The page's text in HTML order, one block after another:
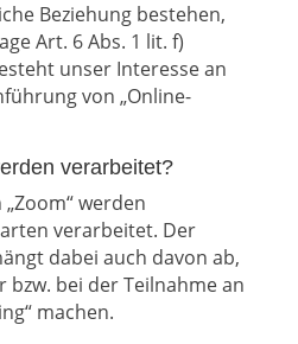
Beziehung bestehen,
Art. 6 Abs. 1 lit. f)
unser Interesse an
von „Online-
verarbeitet?
werden
verarbeitet. Der
dabei auch davon ab,
bzw. bei der Teilnahme an
machen.